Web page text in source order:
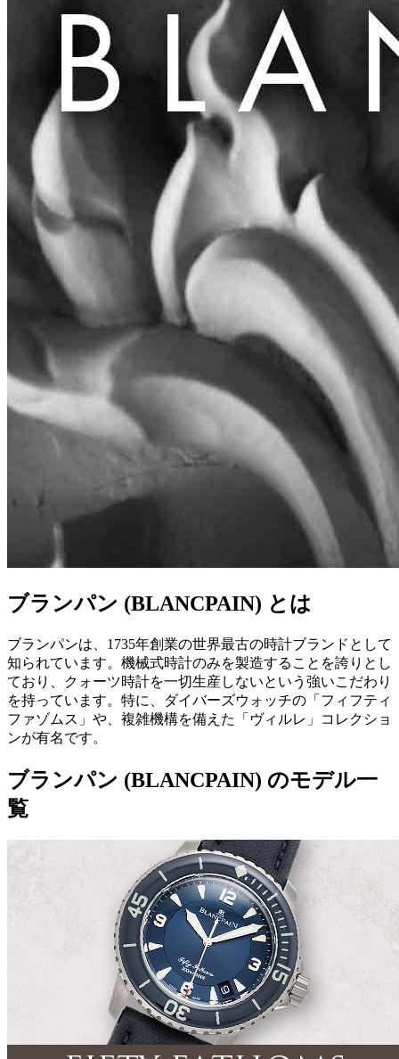
ブランパン (BLANCPAIN) とは
ブランパンは、1735年創業の世界最古の時計ブランドとして
知られています。機械式時計のみを製造することを誇りとし
ており、クォーツ時計を一切生産しないという強いこだわり
を持っています。特に、ダイバーズウォッチの「フィフティ
ファゾムス」や、複雑機構を備えた「ヴィルレ」コレクショ
ンが有名です。
ブランパン (BLANCPAIN) のモデル一
覧